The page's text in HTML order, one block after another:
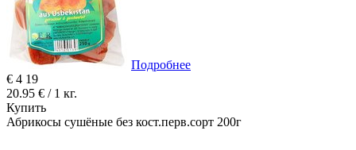
Подробнее
€ 4 19
20.95 € / 1 кг.
Купить
Абрикосы сушёные без кост.перв.сорт 200г